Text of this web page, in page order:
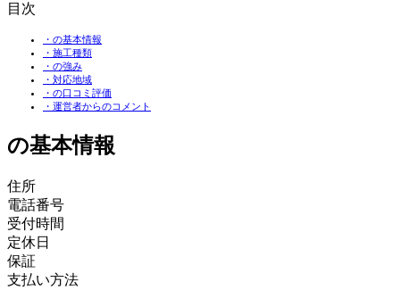
目次
・の基本情報
・施工種類
・の強み
・対応地域
・の口コミ評価
・運営者からのコメント
の基本情報
住所
電話番号
受付時間
定休日
保証
支払い方法